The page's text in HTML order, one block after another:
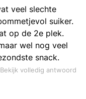
veel slechte
suiker.
op de 2e plek.
wel nog veel
snack.
Bekijk volledig antwoord